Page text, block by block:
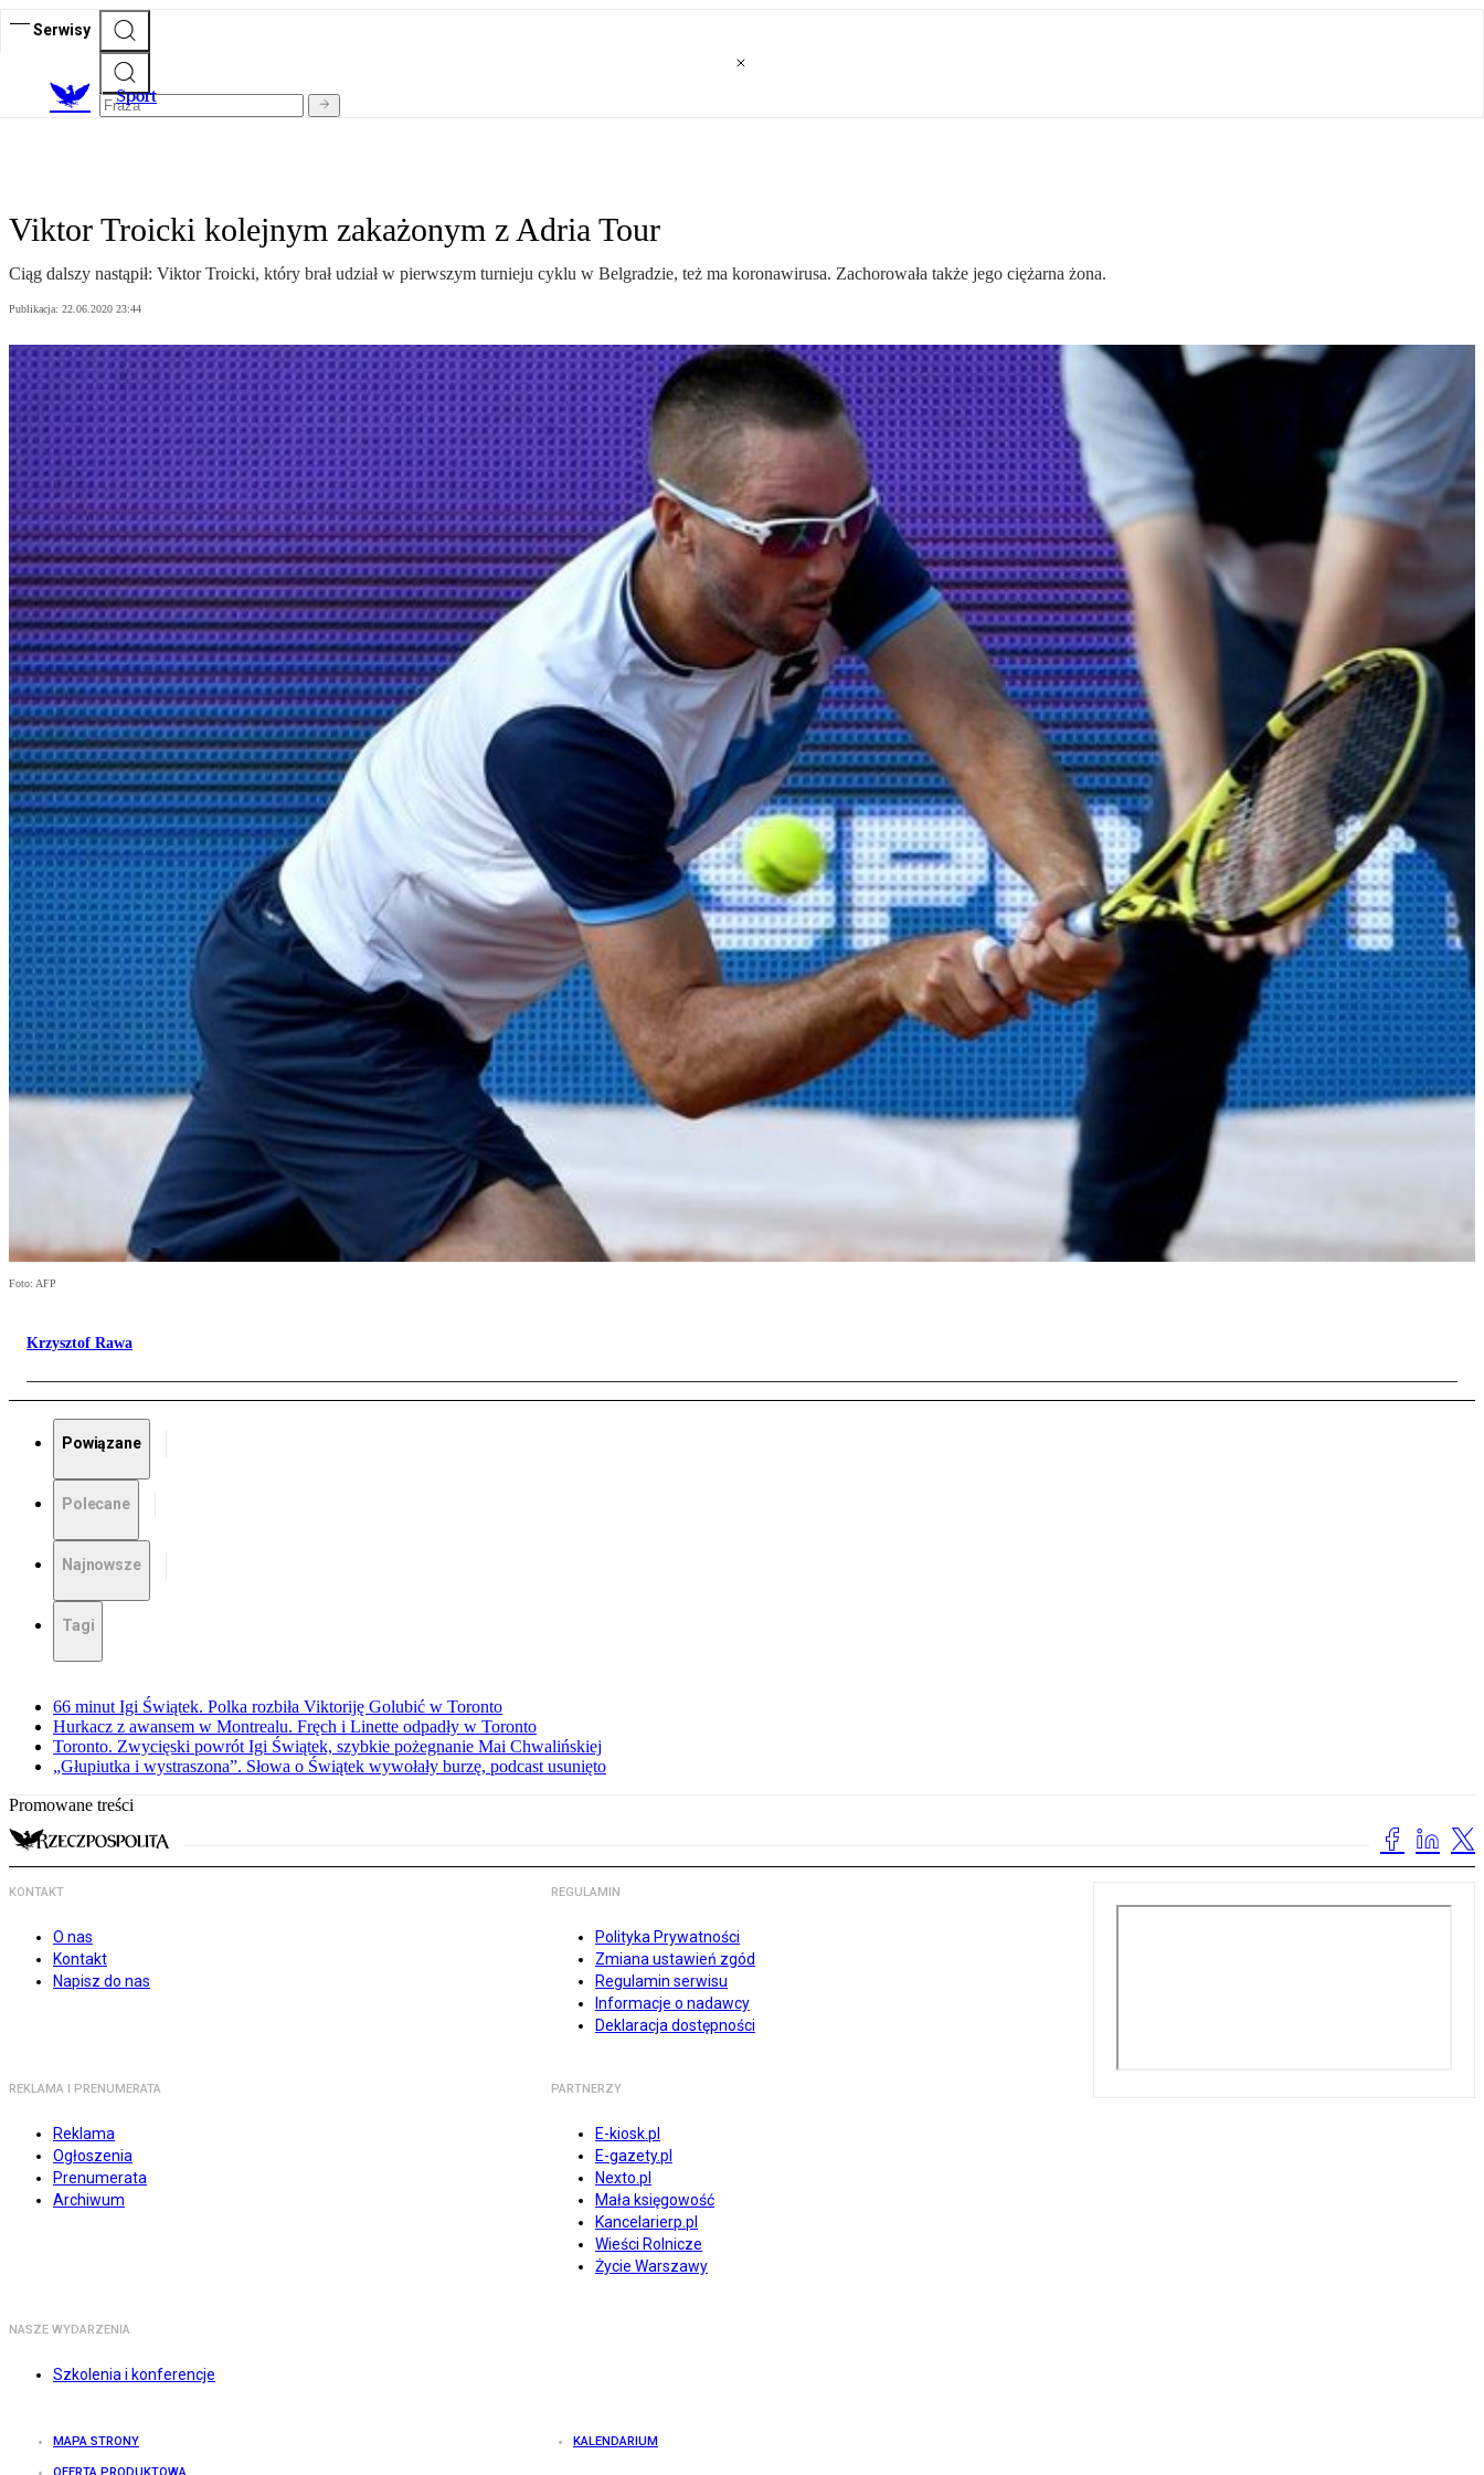
Serwisy
Sport
Viktor Troicki kolejnym zakażonym z Adria Tour
Ciąg dalszy nastąpił: Viktor Troicki, który brał udział w pierwszym turnieju cyklu w Belgradzie, też ma koronawirusa. Zachorowała także jego ciężarna żona.
Publikacja: 22.06.2020 23:44
Foto: AFP
Krzysztof Rawa
Powiązane
Polecane
Najnowsze
Tagi
66 minut Igi Świątek. Polka rozbiła Viktoriję Golubić w Toronto
Hurkacz z awansem w Montrealu. Fręch i Linette odpadły w Toronto
Toronto. Zwycięski powrót Igi Świątek, szybkie pożegnanie Mai Chwalińskiej
„Głupiutka i wystraszona”. Słowa o Świątek wywołały burzę, podcast usunięto
Promowane treści
KONTAKT
O nas
Kontakt
Napisz do nas
REGULAMIN
Polityka Prywatności
Zmiana ustawień zgód
Regulamin serwisu
Informacje o nadawcy
Deklaracja dostępności
REKLAMA I PRENUMERATA
Reklama
Ogłoszenia
Prenumerata
Archiwum
PARTNERZY
E-kiosk.pl
E-gazety.pl
Nexto.pl
Mała księgowość
Kancelarierp.pl
Wieści Rolnicze
Życie Warszawy
NASZE WYDARZENIA
Szkolenia i konferencje
MAPA STRONY KALENDARIUM